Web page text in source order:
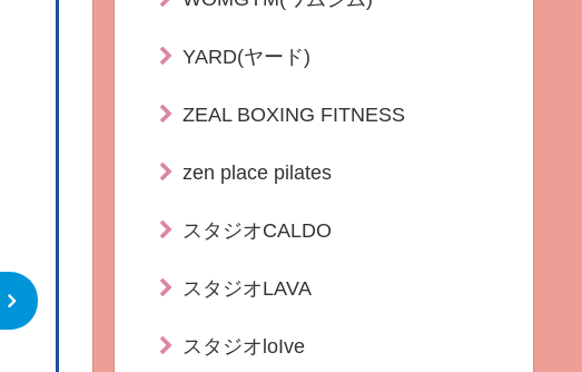
YARD(ヤード)
ZEAL BOXING FITNESS
zen place pilates
スタジオCALDO
スタジオLAVA
スタジオloIve